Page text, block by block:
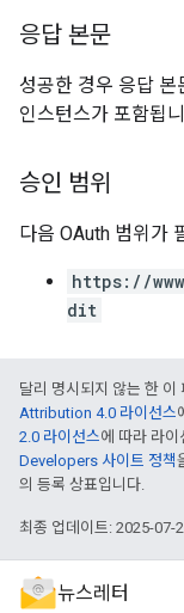
응답 본문
성공한 경우 응답 본
인스턴스가 포함됩
승인 범위
다음 OAuth 범위가
https://
dit
달리 명시되지 않는 한 이
Attribution 4.0 라이선스
2.0 라이선스에 따라 라
Developers 사이트 정책
의 등록 상표입니다.
최종 업데이트: 2025-07-
뉴스레터